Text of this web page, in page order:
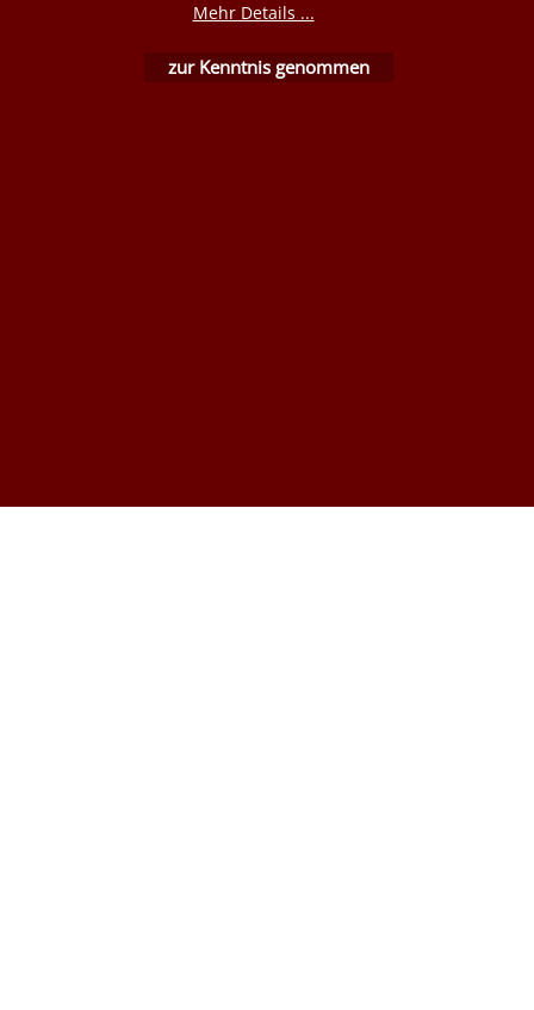
Mehr Details ...
zur Kenntnis genommen